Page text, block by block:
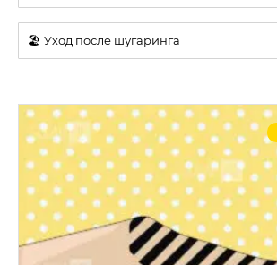
🏖️ Уход после шугаринга